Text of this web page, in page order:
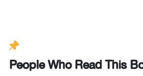
People Who Read This